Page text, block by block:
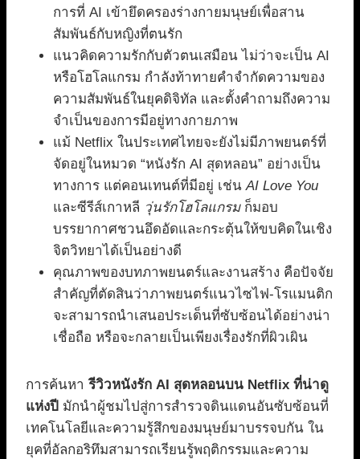
การที่ AI เข้ายึดครองร่างกายมนุษย์เพื่อสาน
สัมพันธ์กับหญิงที่ตนรัก
แนวคิดความรักกับตัวตนเสมือน ไม่ว่าจะเป็น AI
หรือโฮโลแกรม กำลังท้าทายคำจำกัดความของ
ความสัมพันธ์ในยุคดิจิทัล และตั้งคำถามถึงความ
จำเป็นของการมีอยู่ทางกายภาพ
แม้ Netflix ในประเทศไทยจะยังไม่มีภาพยนตร์ที่
จัดอยู่ในหมวด “หนังรัก AI สุดหลอน” อย่างเป็น
ทางการ แต่คอนเทนต์ที่มีอยู่ เช่นAI Love You
และซีรีส์เกาหลี วุ่นรักโฮโลแกรมก็มอบ
บรรยากาศชวนอึดอัดและกระตุ้นให้ขบคิดในเชิง
จิตวิทยาได้เป็นอย่างดี
คุณภาพของบทภาพยนตร์และงานสร้าง คือปัจจัย
สำคัญที่ตัดสินว่าภาพยนตร์แนวไซไฟ-โรแมนติก
จะสามารถนำเสนอประเด็นที่ซับซ้อนได้อย่างน่า
เชื่อถือ หรือจะกลายเป็นเพียงเรื่องรักที่ผิวเผิน
การค้นหารีวิวหนังรัก AI สุดหลอนบน Netflix ที่น่าดู
แห่งปี มักนำผู้ชมไปสู่การสำรวจดินแดนอันซับซ้อนที่
เทคโนโลยีและความรู้สึกของมนุษย์มาบรรจบกัน ใน
ยุคที่อัลกอริทึมสามารถเรียนรู้พฤติกรรมและความ